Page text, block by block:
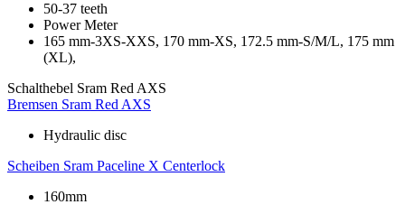
50-37 teeth
Power Meter
165 mm-3XS-XXS, 170 mm-XS, 172.5 mm-S/M/L, 175 mm
(XL),
Schalthebel Sram Red AXS
Bremsen Sram Red AXS
Hydraulic disc
Scheiben Sram Paceline X Centerlock
160mm